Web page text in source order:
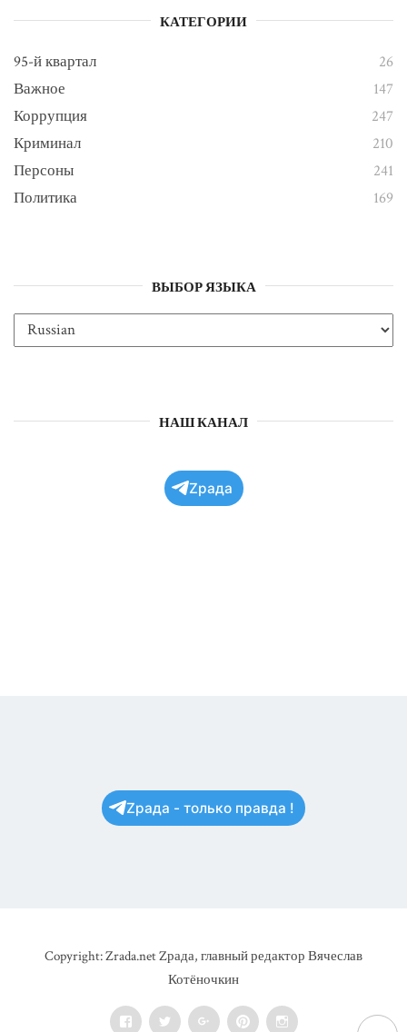
КАТЕГОРИИ
95-й квартал
26
Важное
147
Коррупция
247
Криминал
210
Персоны
241
Политика
169
ВЫБОР ЯЗЫКА
НАШ КАНАЛ
Zрада
Zрада - только правда !
Copyright: Zrada.net Zрада, главный редактор Вячеслав
Котёночкин
FacebookTwitter Google+PinterestInstagram